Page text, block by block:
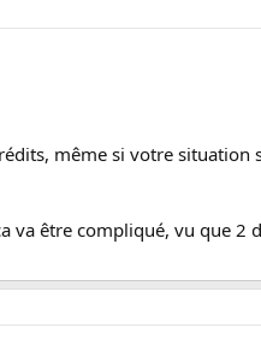
même si votre situation
va être compliqué, vu que 2